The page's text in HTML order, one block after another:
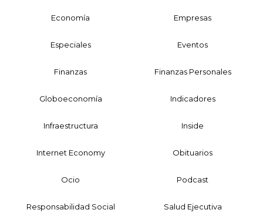
Economía Empresas
Especiales Eventos
Finanzas Finanzas Personales
Globoeconomía Indicadores
Infraestructura Inside
Internet Economy Obituarios
Ocio Podcast
Responsabilidad Social Salud Ejecutiva